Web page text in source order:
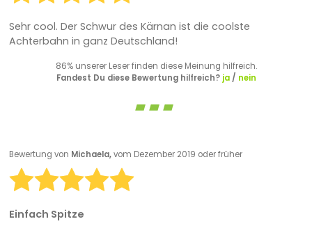
Sehr cool. Der Schwur des Kärnan ist die coolste
Achterbahn in ganz Deutschland!
86% unserer Leser finden diese Meinung hilfreich.
Fandest Du diese Bewertung hilfreich? ja/ nein
Bewertung von Michaela,vom Dezember 2019 oder früher
Einfach Spitze